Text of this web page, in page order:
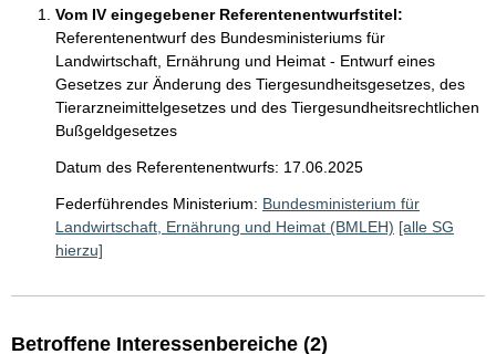
Vom IV eingegebener Referentenentwurfstitel:
Referentenentwurf des Bundesministeriums für
Landwirtschaft, Ernährung und Heimat - Entwurf eines
Gesetzes zur Änderung des Tiergesundheitsgesetzes, des
Tierarzneimittelgesetzes und des Tiergesundheitsrechtlichen
Bußgeldgesetzes
Datum des Referentenentwurfs: 17.06.2025
Federführendes Ministerium: Bundesministerium für
Landwirtschaft, Ernährung und Heimat (BMLEH) [alle SG
hierzu]
Betroffene Interessenbereiche (2)